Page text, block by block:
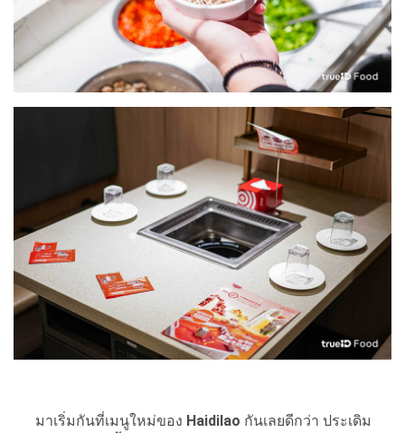
มาเริ่มกันที่เมนูใหม่ของ Haidilao กันเลยดีกว่า ประเดิม